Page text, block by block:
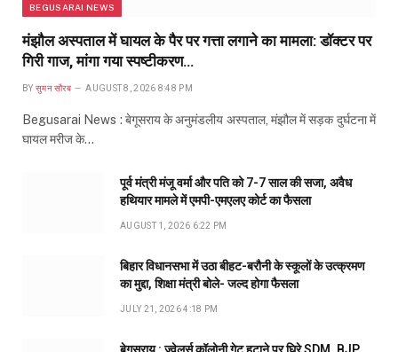
BEGUSARAI NEWS
मंझौल अस्पताल में घायल के पैर पर गत्ता लगाने का मामला: डॉक्टर पर
गिरी गाज, मांगा गया स्पष्टीकरण…
BY सुमन सौरब AUGUST 8, 2026 8:48 PM
Begusarai News : बेगूसराय के अनुमंडलीय अस्पताल, मंझौल में सड़क दुर्घटना में
घायल मरीज के…
पूर्व मंत्री मंजू वर्मा और पति को 7-7 साल की सजा, अवैध
हथियार मामले में एमपी-एमएलए कोर्ट का फैसला
AUGUST 1, 2026 6:22 PM
बिहार विधानसभा में उठा बीहट-बरौनी के स्कूलों के उत्क्रमण
का मुद्दा, शिक्षा मंत्री बोले- जल्द होगा फैसला
JULY 21, 2026 4:18 PM